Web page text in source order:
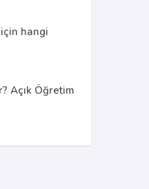
hangi
Açık Öğretim